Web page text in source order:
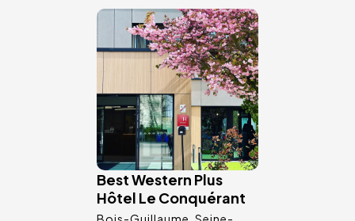
Bild
Best Western Plus
Hôtel Le Conquérant